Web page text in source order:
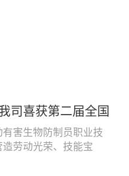
司喜获第二届全国
能大赛团体三等奖
害生物防制员职业技
劳动光荣、技能宝
好地服务就业创业和